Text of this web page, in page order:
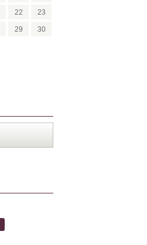
22 23
29 30